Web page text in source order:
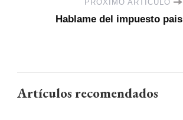
PRÓXIMO ARTÍCULO
Hablame del impuesto pais
Artículos recomendados